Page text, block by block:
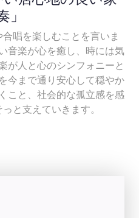
」
唱を楽しむことを言いま
音楽が心を癒し、時には気
が人と心のシンフォニーと
今まで通り安心して穏やか
こと、社会的な孤立感を感
と支えていきます。